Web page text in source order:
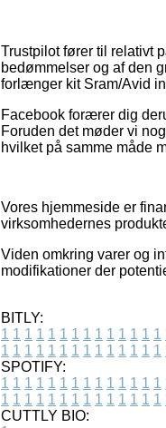
Trustpilot fører til relativt
bedømmelser og af den
forlænger kit Sram/Avid
Facebook forærer dig
Foruden det møder vi
hvilket på samme måde
Vores hjemmeside er
virksomhedernes
Viden omkring varer og
modifikationer der
BITLY:
1 1 1 1 1 1 1 1 1 1 1 1 1 1
1 1 1 1 1 1 1 1 1 1 1 1 1 1
SPOTIFY:
1 1 1 1 1 1 1 1 1 1 1 1 1 1
1 1 1 1 1 1 1 1 1 1 1 1 1 1
CUTTLY BIO: